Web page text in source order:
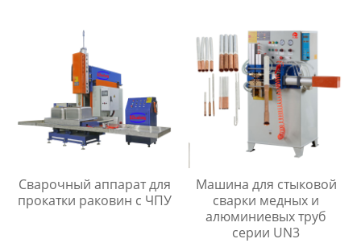
Сварочный аппарат для
прокатки раковин с ЧПУ
Машина для стыковой
сварки медных и
алюминиевых труб
серии UN3